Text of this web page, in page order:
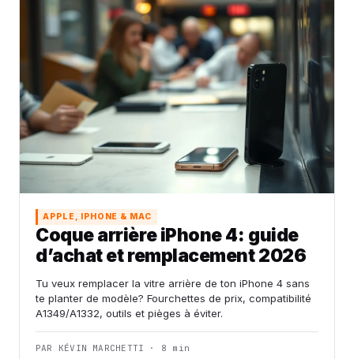
APPLE, IPHONE & MAC
Coque arrière iPhone 4: guide
d’achat et remplacement 2026
Tu veux remplacer la vitre arrière de ton iPhone 4 sans
te planter de modèle? Fourchettes de prix, compatibilité
A1349/A1332, outils et pièges à éviter.
PAR KÉVIN MARCHETTI · 8 min